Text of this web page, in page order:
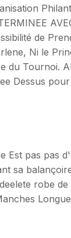
de
Ni le
du Tournoi.
Dessus
Est pas pas
sa
robe de